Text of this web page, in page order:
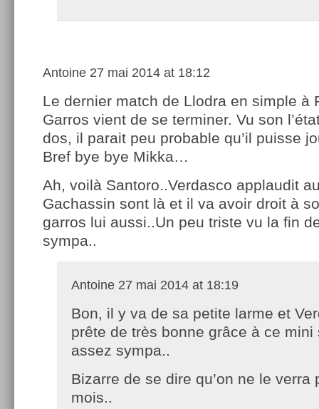
Antoine 27 mai 2014 at 18:12
Le dernier match de Llodra en simple à
Garros vient de se terminer. Vu son
dos, il parait peu probable qu’il puisse
Bref bye bye Mikka…
Ah, voilà Santoro..Verdasco applaudit
Gachassin sont là et il va avoir droit à
garros lui aussi..Un peu triste vu la fin
sympa..
Antoine 27 mai 2014 at 18:19
Bon, il y va de sa petite larme et
prête de très bonne grâce à ce mini
assez sympa..
Bizarre de se dire qu’on ne le verra
mois..